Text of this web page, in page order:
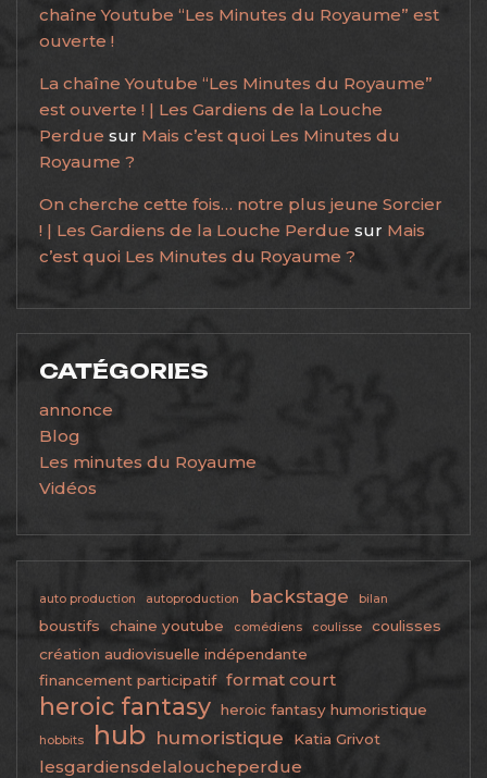
chaîne Youtube “Les Minutes du Royaume” est
ouverte !
La chaîne Youtube “Les Minutes du Royaume”
est ouverte ! | Les Gardiens de la Louche
Perdue sur Mais c’est quoi Les Minutes du
Royaume ?
On cherche cette fois… notre plus jeune Sorcier
! | Les Gardiens de la Louche Perdue sur Mais
c’est quoi Les Minutes du Royaume ?
CATÉGORIES
annonce
Blog
Les minutes du Royaume
Vidéos
auto production autoproduction backstage bilan
boustifs chaine youtube comédiens coulisse
coulisses
création audiovisuelle indépendante
financement participatif format court
heroic fantasy heroic fantasy humoristique
hobbits hub humoristique Katia Grivot
lesgardiensdelaloucheperdue